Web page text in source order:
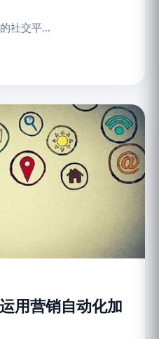
社交平...
用营销自动化加